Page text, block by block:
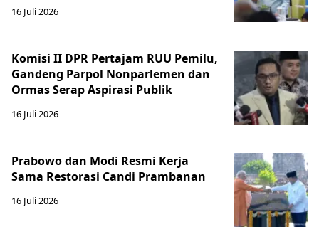
16 Juli 2026
Komisi II DPR Pertajam RUU Pemilu,
Gandeng Parpol Nonparlemen dan
Ormas Serap Aspirasi Publik
16 Juli 2026
Prabowo dan Modi Resmi Kerja
Sama Restorasi Candi Prambanan
16 Juli 2026